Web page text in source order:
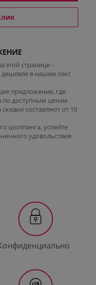
этой странице -
в нашем секс
предложение, где
по доступным ценам
составляют от 10
шоппинга, успейте
удовольствия